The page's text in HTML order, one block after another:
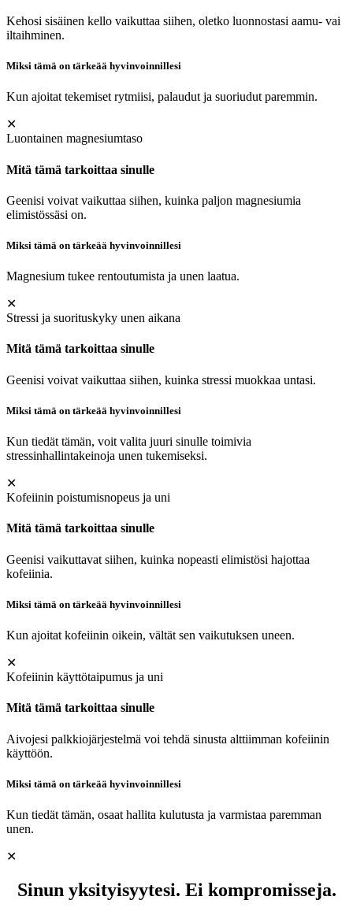
Kehosi sisäinen kello vaikuttaa siihen, oletko luonnostasi aamu- vai
iltaihminen.
Miksi tämä on tärkeää hyvinvoinnillesi
Kun ajoitat tekemiset rytmiisi, palaudut ja suoriudut paremmin.
✕
Luontainen magnesiumtaso
Mitä tämä tarkoittaa sinulle
Geenisi voivat vaikuttaa siihen, kuinka paljon magnesiumia
elimistössäsi on.
Miksi tämä on tärkeää hyvinvoinnillesi
Magnesium tukee rentoutumista ja unen laatua.
✕
Stressi ja suorituskyky unen aikana
Mitä tämä tarkoittaa sinulle
Geenisi voivat vaikuttaa siihen, kuinka stressi muokkaa untasi.
Miksi tämä on tärkeää hyvinvoinnillesi
Kun tiedät tämän, voit valita juuri sinulle toimivia
stressinhallintakeinoja unen tukemiseksi.
✕
Kofeiinin poistumisnopeus ja uni
Mitä tämä tarkoittaa sinulle
Geenisi vaikuttavat siihen, kuinka nopeasti elimistösi hajottaa
kofeiinia.
Miksi tämä on tärkeää hyvinvoinnillesi
Kun ajoitat kofeiinin oikein, vältät sen vaikutuksen uneen.
✕
Kofeiinin käyttötaipumus ja uni
Mitä tämä tarkoittaa sinulle
Aivojesi palkkiojärjestelmä voi tehdä sinusta alttiimman kofeiinin
käyttöön.
Miksi tämä on tärkeää hyvinvoinnillesi
Kun tiedät tämän, osaat hallita kulutusta ja varmistaa paremman
unen.
✕
Sinun yksityisyytesi. Ei kompromisseja.